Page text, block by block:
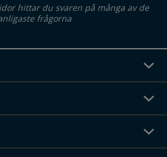
hittar du svaren på många av de
frågorna